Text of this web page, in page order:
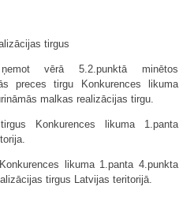
tirgus
vērā 5.2.punktā minētos
preces tirgu Konkurences likuma
malkas realizācijas tirgu.
Konkurences likuma 1.panta
likuma 1.panta 4.punkta
tirgus Latvijas teritorijā.